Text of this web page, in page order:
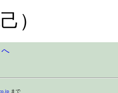
）
まで